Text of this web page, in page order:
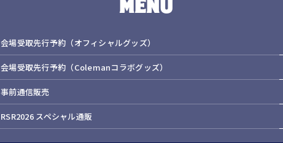
MENU
会場受取先行予約（オフィシャルグッズ）
会場受取先行予約（Colemanコラボグッズ）
事前通信販売
RSR2026 スペシャル通販